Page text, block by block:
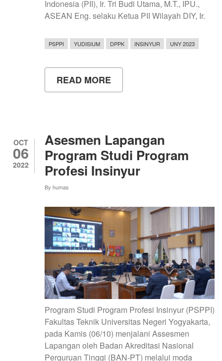
Indonesia (PII), Ir. Tri Budi Utama, M.T., IPU.,
ASEAN Eng. selaku Ketua PII Wilayah DIY, Ir.
PSPPI YUDISIUM DPPK INSINYUR UNY 2023
READ MORE
14
MEMAJUKAN
INDONESIA
OCT
06
2022
Asesmen Lapangan
Program Studi Program
Profesi Insinyur
By humas
Program Studi Program Profesi Insinyur (PSPPI)
Fakultas Teknik Universitas Negeri Yogyakarta,
pada Kamis (06/10) menjalani Assesmen
Lapangan oleh Badan Akreditasi Nasional
Perguruan Tinggi (BAN-PT) melalui moda